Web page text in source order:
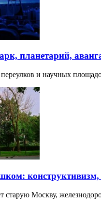
планетарий,
и научных
конструктивизм,
старую Москву,